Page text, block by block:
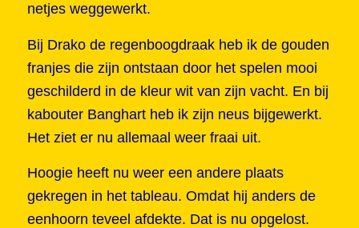
netjes weggewerkt.
Bij Drako de regenboogdraak heb ik de gouden
franjes die zijn ontstaan door het spelen mooi
geschilderd in de kleur wit van zijn vacht. En bij
kabouter Banghart heb ik zijn neus bijgewerkt.
Het ziet er nu allemaal weer fraai uit.
Hoogie heeft nu weer een andere plaats
gekregen in het tableau. Omdat hij anders de
eenhoorn teveel afdekte. Dat is nu opgelost.